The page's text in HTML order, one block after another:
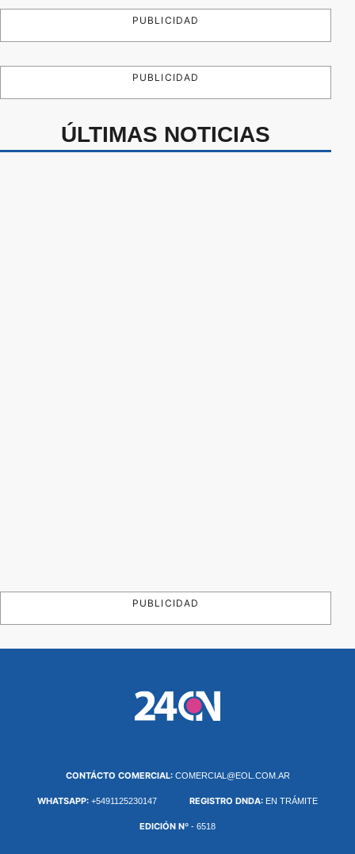
PUBLICIDAD
PUBLICIDAD
ÚLTIMAS NOTICIAS
PUBLICIDAD
CONTÁCTO COMERCIAL: COMERCIAL@EOL.COM.AR
WHATSAPP: +5491125230147 REGISTRO DNDA: EN TRÁMITE
EDICIÓN Nº - 6518